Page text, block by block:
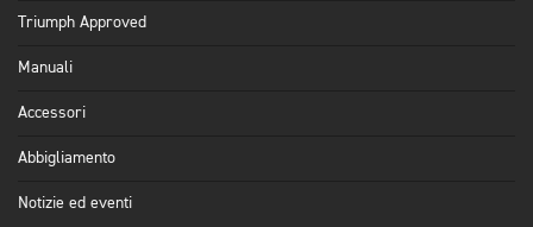
Triumph Approved
Manuali
Accessori
Abbigliamento
Notizie ed eventi